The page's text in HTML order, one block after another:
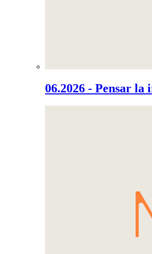
06.2026 - Pensar